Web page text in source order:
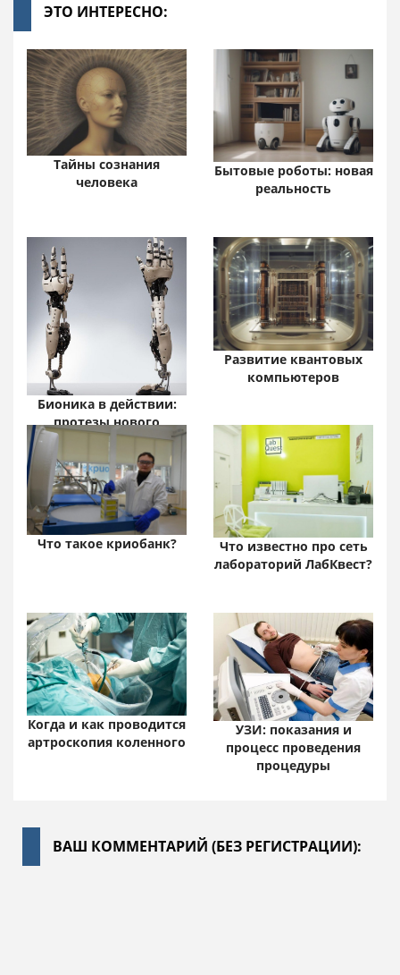
ЭТО ИНТЕРЕСНО:
Тайны сознания
человека
Бытовые роботы: новая
реальность
Бионика в действии:
протезы нового
поколения
Развитие квантовых
компьютеров
Что такое криобанк?
Что известно про сеть
лабораторий ЛабКвест?
Когда и как проводится
артроскопия коленного
УЗИ: показания и
процесс проведения
процедуры
ВАШ КОММЕНТАРИЙ (БЕЗ РЕГИСТРАЦИИ):